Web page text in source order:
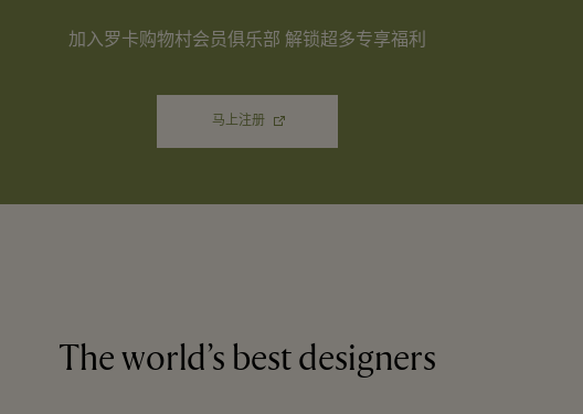
加入罗卡购物村会员俱乐部 解锁超多专享福利
马上注册
The world’s best designers